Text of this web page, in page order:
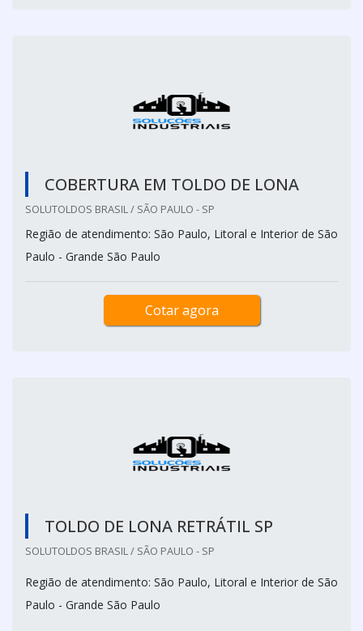
COBERTURA EM TOLDO DE LONA
SOLUTOLDOS BRASIL / SÃO PAULO - SP
Região de atendimento: São Paulo, Litoral e Interior de São
Paulo - Grande São Paulo
Cotar agora
TOLDO DE LONA RETRÁTIL SP
SOLUTOLDOS BRASIL / SÃO PAULO - SP
Região de atendimento: São Paulo, Litoral e Interior de São
Paulo - Grande São Paulo